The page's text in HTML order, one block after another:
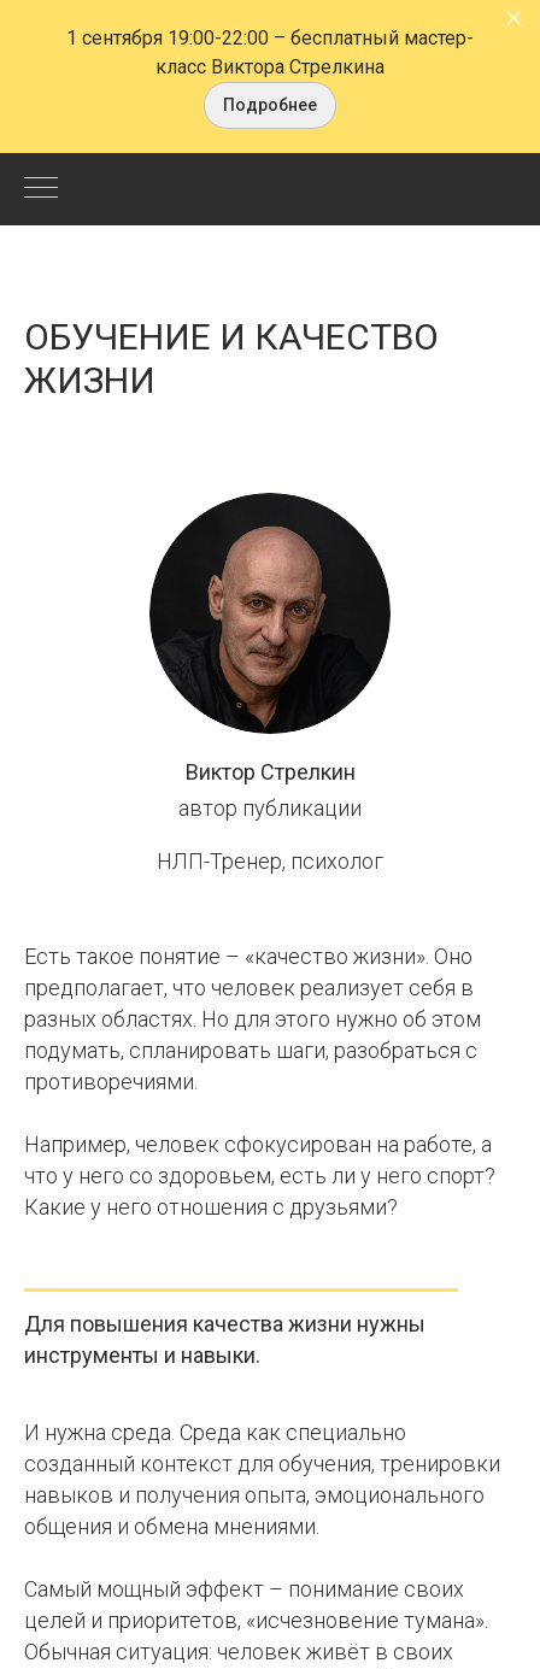
1 сентября 19:00-22:00 – бесплатный мастер-
класс Виктора Стрелкина
Подробнее
качество
жизни
ОБУЧЕНИЕ И КАЧЕСТВО
ЖИЗНИ
Виктор Стрелкин
автор публикации
НЛП-Тренер, психолог
Есть такое понятие – «качество жизни». Оно
предполагает, что человек реализует себя в
разных областях. Но для этого нужно об этом
подумать, спланировать шаги, разобраться с
противоречиями.
Например, человек сфокусирован на работе, а
что у него со здоровьем, есть ли у него спорт?
Какие у него отношения с друзьями?
Для повышения качества жизни нужны
инструменты и навыки.
И нужна среда. Среда как специально
созданный контекст для обучения, тренировки
навыков и получения опыта, эмоционального
общения и обмена мнениями.
Самый мощный эффект – понимание своих
целей и приоритетов, «исчезновение тумана».
Обычная ситуация: человек живёт в своих